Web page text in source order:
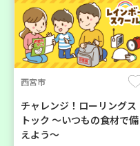
西宮市
チャレンジ！ローリングス
トック ～いつもの食材で備
えよう～